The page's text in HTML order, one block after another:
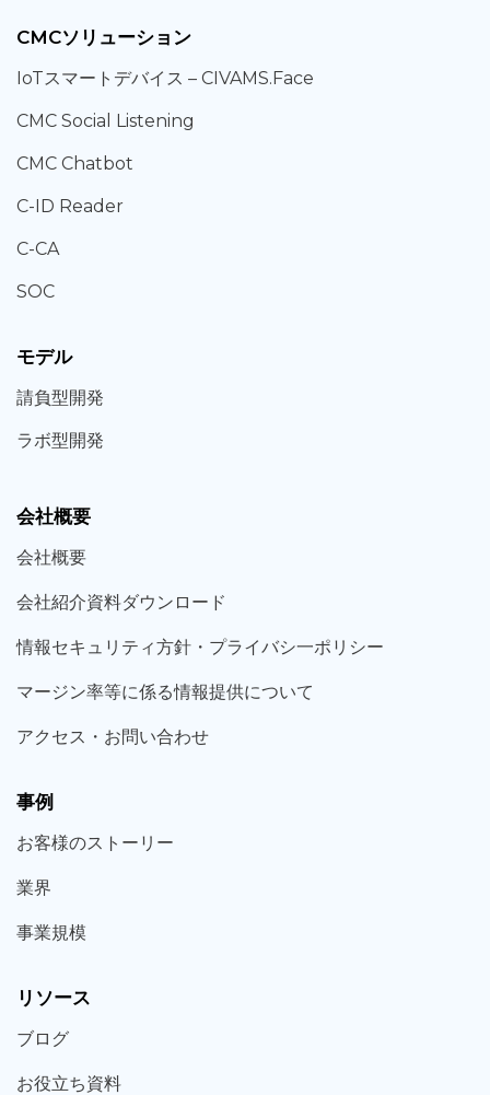
CMCソリューション
IoTスマートデバイス – CIVAMS.Face
CMC Social Listening
CMC Chatbot
C-ID Reader
C-CA
SOC
モデル
請負型開発
ラボ型開発
会社概要
会社概要
会社紹介資料ダウンロード
情報セキュリティ方針・プライバシ一ポリシー
マージン率等に係る情報提供について
アクセス・お問い合わせ
事例
お客様のストーリー
業界
事業規模
リソース
ブログ
お役立ち資料